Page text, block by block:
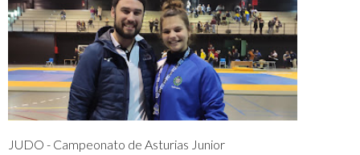
JUDO - Campeonato de Asturias Junior